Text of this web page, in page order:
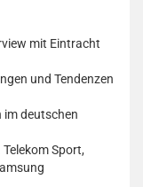
mit Eintracht
und Tendenzen
im deutschen
Sport,